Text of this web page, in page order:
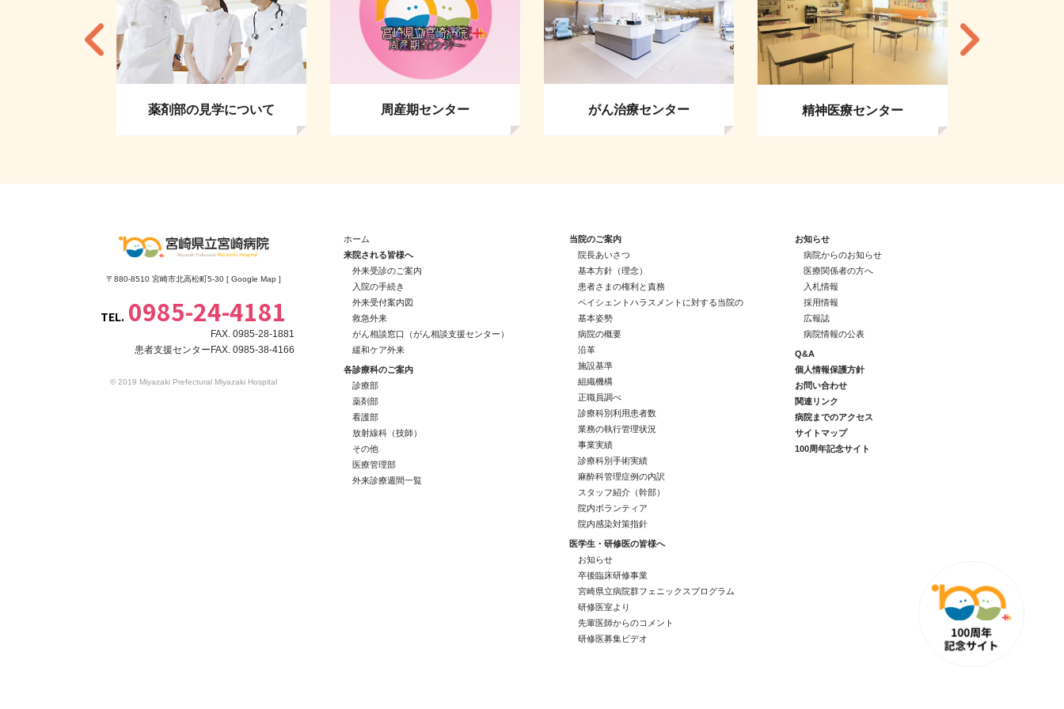
薬剤部の見学について 周産期センター がん治療センター 精神医療センター
〒880-8510 宮崎市北高松町5-30 [ Google Map ]
TEL. 0985-24-4181
FAX. 0985-28-1881
患者支援センターFAX. 0985-38-4166
© 2019 Miyazaki Prefectural Miyazaki Hospital
ホーム
来院される皆様へ
外来受診のご案内
入院の手続き
外来受付案内図
救急外来
がん相談窓口（がん相談支援センター）
緩和ケア外来
各診療科のご案内
診療部
薬剤部
看護部
放射線科（技師）
その他
医療管理部
外来診療週間一覧
当院のご案内
院長あいさつ
基本方針（理念）
患者さまの権利と責務
ペイシェントハラスメントに対する当院の
基本姿勢
病院の概要
沿革
施設基準
組織機構
正職員調べ
診療科別利用患者数
業務の執行管理状況
事業実績
診療科別手術実績
麻酔科管理症例の内訳
スタッフ紹介（幹部）
院内ボランティア
院内感染対策指針
医学生・研修医の皆様へ
お知らせ
卒後臨床研修事業
宮崎県立病院群フェニックスプログラム
研修医室より
先輩医師からのコメント
研修医募集ビデオ
お知らせ
病院からのお知らせ
医療関係者の方へ
入札情報
採用情報
広報誌
病院情報の公表
Q&A
個人情報保護方針
お問い合わせ
関連リンク
病院までのアクセス
サイトマップ
100周年記念サイト